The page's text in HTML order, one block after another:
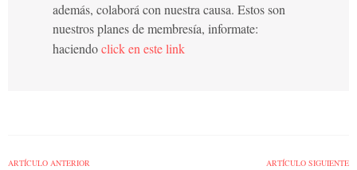
además, colaborá con nuestra causa. Estos son
nuestros planes de membresía, informate:
haciendoclick en este link
ARTÍCULO ANTERIOR ARTÍCULO SIGUIENTE